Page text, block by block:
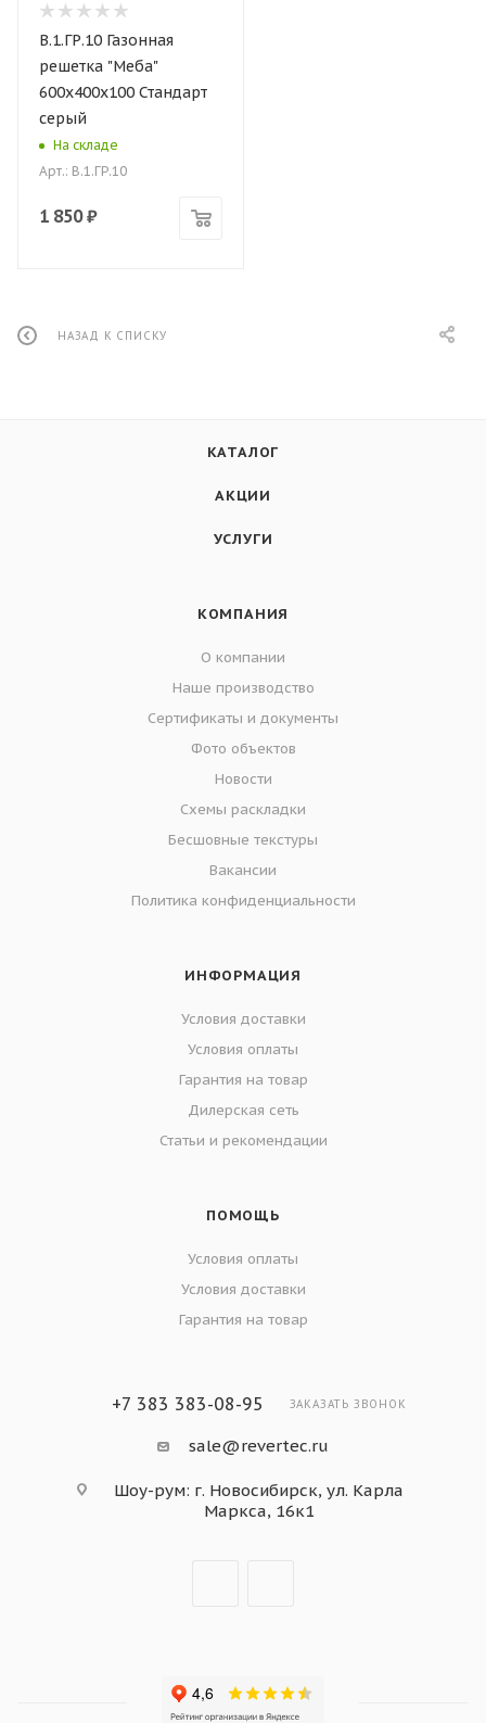
В.1.ГР.10 Газонная
решетка "Меба"
600х400х100 Стандарт
серый
На складе
Арт.: В.1.ГР.10
1 850₽
НАЗАД К СПИСКУ
КАТАЛОГ
АКЦИИ
УСЛУГИ
КОМПАНИЯ
О компании
Наше производство
Сертификаты и документы
Фото объектов
Новости
Схемы раскладки
Бесшовные текстуры
Вакансии
Политика конфиденциальности
ИНФОРМАЦИЯ
Условия доставки
Условия оплаты
Гарантия на товар
Дилерская сеть
Статьи и рекомендации
ПОМОЩЬ
Условия оплаты
Условия доставки
Гарантия на товар
+7 383 383-08-95 ЗАКАЗАТЬ ЗВОНОК
sale@revertec.ru
Шоу-рум: г. Новосибирск, ул. Карла
Маркса, 16к1